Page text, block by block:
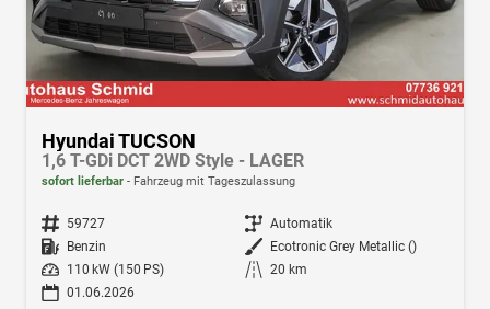
Hyundai TUCSON
1,6 T-GDi DCT 2WD Style - LAGER
sofort lieferbar Fahrzeug mit Tageszulassung
Fahrzeugnr. 59727 Getriebe Automatik
Kraftstoff Benzin Außenfarbe Ecotronic Grey Metallic ()
Leistung
110 kW (150 PS) Kilometerstand 20 km
01.06.2026